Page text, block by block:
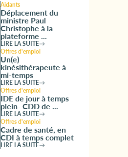
Aidants
Déplacement du
ministre Paul
Christophe à la
plateforme ...
LIRE LA SUITE
Offres d'emploi
Un(e)
kinésithérapeute à
mi-temps
LIRE LA SUITE
Offres d'emploi
IDE de jour à temps
plein- CDD de ...
LIRE LA SUITE
Offres d'emploi
Cadre de santé, en
CDI à temps complet
LIRE LA SUITE